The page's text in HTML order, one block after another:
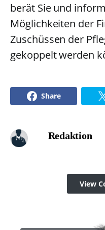
berät Sie und
Möglichkeiten der
Zuschüssen der
gekoppelt werden
Share
Redaktion
View